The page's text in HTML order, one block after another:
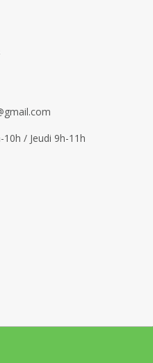
/ Jeudi 9h-11h